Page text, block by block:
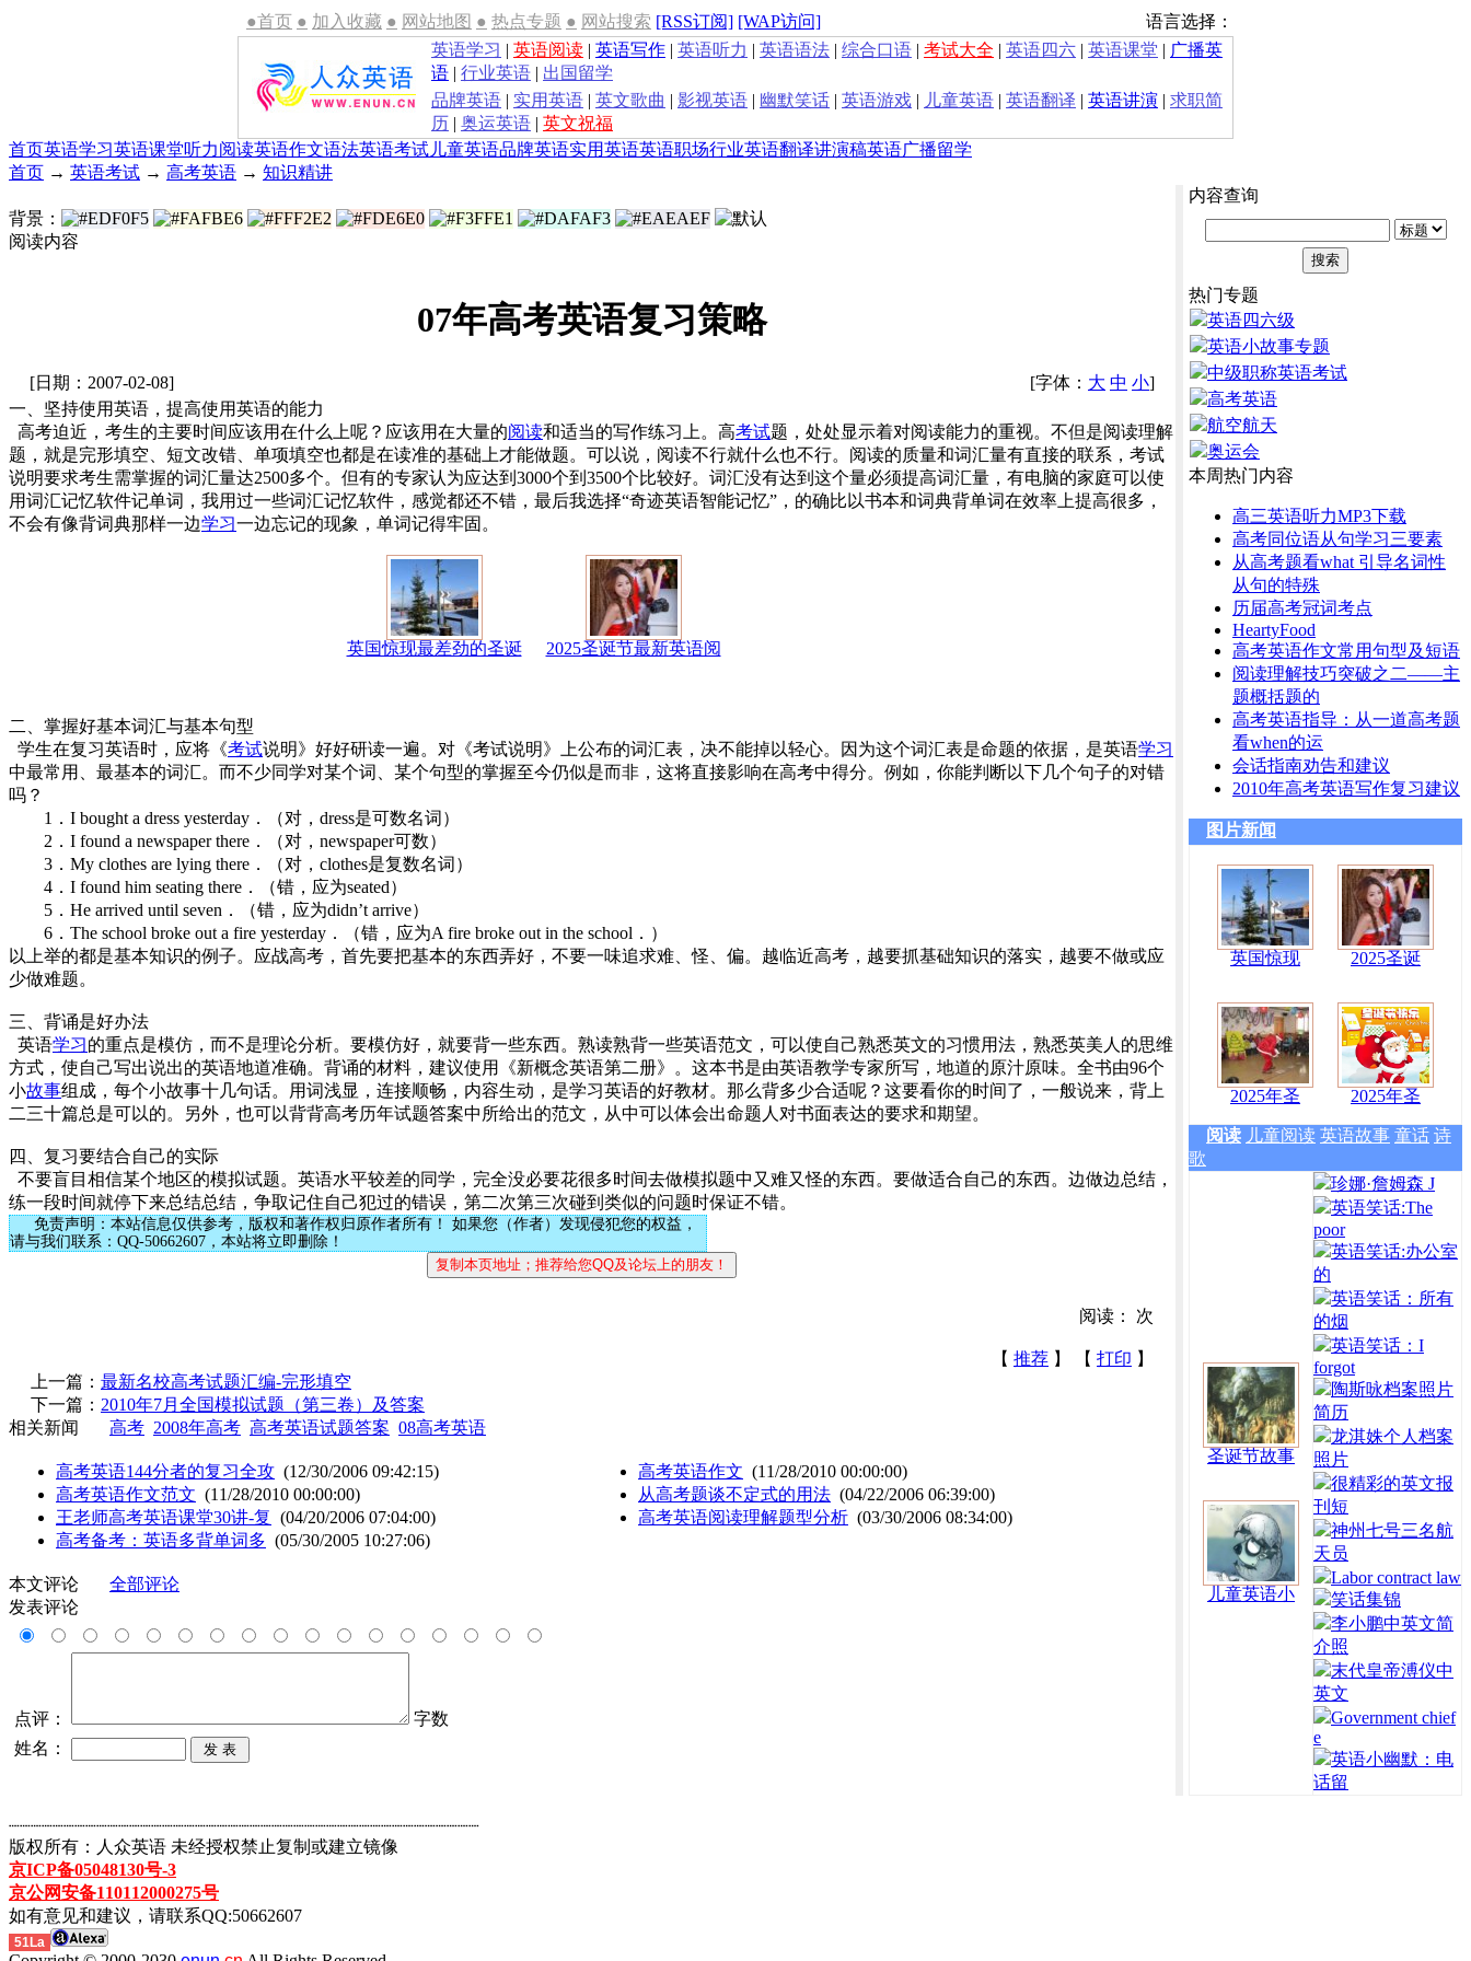
●首页 ● 加入收藏 ● 网站地图 ● 热点专题 ● 网站搜索 [RSS订阅] [WAP访问]
语言选择：
英语学习 | 英语阅读 | 英语写作 | 英语听力 | 英语语法 | 综合口语 | 考试大全 | 英语四六 | 英语课堂 | 广播英
语 | 行业英语 | 出国留学
品牌英语 | 实用英语 | 英文歌曲 | 影视英语 | 幽默笑话 | 英语游戏 | 儿童英语 | 英语翻译 | 英语讲演 | 求职简
历 | 奥运英语 | 英文祝福
首页英语学习英语课堂听力阅读英语作文语法英语考试 儿童英语品牌英语实用英语英语职场行业英语翻译讲演稿英语广播留学
首页 → 英语考试 → 高考英语 → 知识精讲
背景：
阅读内容
07年高考英语复习策略
[日期：2007-02-08] [字体： 大 中 小]
一、坚持使用英语，提高使用英语的能力
高考迫近，考生的主要时间应该用在什么上呢？应该用在大量的阅读和适当的写作练习上。高考试题，处处显示着对阅读能力的重视。不但是阅读理解
题，就是完形填空、短文改错、单项填空也都是在读准的基础上才能做题。可以说，阅读不行就什么也不行。阅读的质量和词汇量有直接的联系，考试
说明要求考生需掌握的词汇量达2500多个。但有的专家认为应达到3000个到3500个比较好。词汇没有达到这个量必须提高词汇量，有电脑的家庭可以使
用词汇记忆软件记单词，我用过一些词汇记忆软件，感觉都还不错，最后我选择“奇迹英语智能记忆”，的确比以书本和词典背单词在效率上提高很多，
不会有像背词典那样一边学习一边忘记的现象，单词记得牢固。
英国惊现最差劲的圣诞 2025圣诞节最新英语阅
二、掌握好基本词汇与基本句型
学生在复习英语时，应将《考试说明》好好研读一遍。对《考试说明》上公布的词汇表，决不能掉以轻心。因为这个词汇表是命题的依据，是英语学习
中最常用、最基本的词汇。而不少同学对某个词、某个句型的掌握至今仍似是而非，这将直接影响在高考中得分。例如，你能判断以下几个句子的对错
吗？
1．I bought a dress yesterday．（对，dress是可数名词）
2．I found a newspaper there．（对，newspaper可数）
3．My clothes are lying there．（对，clothes是复数名词）
4．I found him seating there．（错，应为seated）
5．He arrived until seven．（错，应为didn’t arrive）
6．The school broke out a fire yesterday．（错，应为A fire broke out in the school．）
以上举的都是基本知识的例子。应战高考，首先要把基本的东西弄好，不要一味追求难、怪、偏。越临近高考，越要抓基础知识的落实，越要不做或应
少做难题。
三、背诵是好办法
英语学习的重点是模仿，而不是理论分析。要模仿好，就要背一些东西。熟读熟背一些英语范文，可以使自己熟悉英文的习惯用法，熟悉英美人的思维
方式，使自己写出说出的英语地道准确。背诵的材料，建议使用《新概念英语第二册》。这本书是由英语教学专家所写，地道的原汁原味。全书由96个
小故事组成，每个小故事十几句话。用词浅显，连接顺畅，内容生动，是学习英语的好教材。那么背多少合适呢？这要看你的时间了，一般说来，背上
二三十篇总是可以的。另外，也可以背背高考历年试题答案中所给出的范文，从中可以体会出命题人对书面表达的要求和期望。
四、复习要结合自己的实际
不要盲目相信某个地区的模拟试题。英语水平较差的同学，完全没必要花很多时间去做模拟题中又难又怪的东西。要做适合自己的东西。边做边总结，
练一段时间就停下来总结总结，争取记住自己犯过的错误，第二次第三次碰到类似的问题时保证不错。
免责声明：本站信息仅供参考，版权和著作权归原作者所有！ 如果您（作者）发现侵犯您的权益，
请与我们联系：QQ-50662607，本站将立即删除！
阅读： 次
【 推荐 】 【 打印 】
上一篇： 最新名校高考试题汇编-完形填空
下一篇： 2010年7月全国模拟试题（第三卷）及答案
相关新闻
高考 2008年高考 高考英语试题答案 08高考英语
高考英语144分者的复习全攻 (12/30/2006 09:42:15)
高考英语作文范文 (11/28/2010 00:00:00)
王老师高考英语课堂30讲-复 (04/20/2006 07:04:00)
高考备考：英语多背单词多 (05/30/2005 10:27:06)
高考英语作文 (11/28/2010 00:00:00)
从高考题谈不定式的用法 (04/22/2006 06:39:00)
高考英语阅读理解题型分析 (03/30/2006 08:34:00)
本文评论
全部评论
发表评论
点评：
字数
姓名：
内容查询
热门专题
英语四六级
英语小故事专题
中级职称英语考试
高考英语
航空航天
奥运会
本周热门内容
高三英语听力MP3下载
高考同位语从句学习三要素
从高考题看what 引导名词性
从句的特殊
历届高考冠词考点
HeartyFood
高考英语作文常用句型及短语
阅读理解技巧突破之二——主
题概括题的
高考英语指导：从一道高考题
看when的运
会话指南劝告和建议
2010年高考英语写作复习建议
图片新闻
英国惊现 2025圣诞
2025年圣 2025年圣
阅读 儿童阅读 英语故事 童话 诗
歌
圣诞节故事
儿童英语小
珍娜·詹姆森 J
英语笑话:The
poor
英语笑话:办公室
的
英语笑话：所有
的烟
英语笑话：I
forgot
陶斯咏档案照片
简历
龙淇姝个人档案
照片
很精彩的英文报
刊短
神州七号三名航
天员
Labor contract law
笑话集锦
李小鹏中英文简
介照
末代皇帝溥仪中
英文
Government chief
e
英语小幽默：电
话留
┈┈┈┈┈┈┈┈┈┈┈┈┈┈┈┈┈┈┈┈┈┈┈┈┈┈┈┈┈┈┈┈┈┈┈┈┈┈┈┈┈┈┈
版权所有：人众英语 未经授权禁止复制或建立镜像
京ICP备05048130号-3
京公网安备110112000275号
如有意见和建议，请联系QQ:50662607
51La